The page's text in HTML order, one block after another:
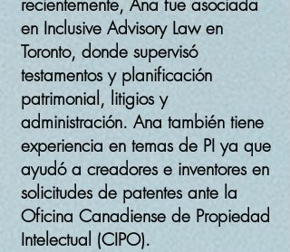
en Inclusive Advisory Law en
Toronto, donde supervisó
testamentos y planificación
patrimonial, litigios y
administración. Ana también tiene
experiencia en temas de PI ya que
ayudó a creadores e inventores en
solicitudes de patentes ante la
Oficina Canadiense de Propiedad
Intelectual (CIPO).